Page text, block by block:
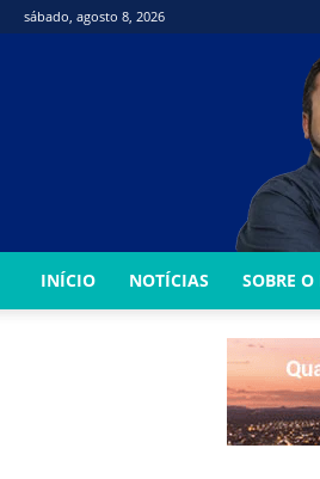
sábado, agosto 8, 2026
INÍCIO NOTÍCIAS SOBRE O